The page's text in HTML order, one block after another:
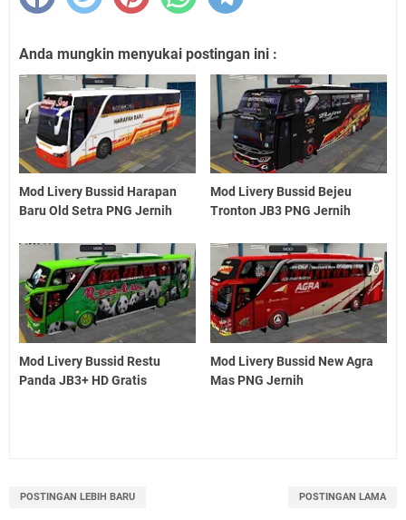
Anda mungkin menyukai postingan ini :
Mod Livery Bussid Harapan
Baru Old Setra PNG Jernih
Mod Livery Bussid Bejeu
Tronton JB3 PNG Jernih
Mod Livery Bussid Restu
Panda JB3+ HD Gratis
Mod Livery Bussid New Agra
Mas PNG Jernih
POSTINGAN LEBIH BARU POSTINGAN LAMA